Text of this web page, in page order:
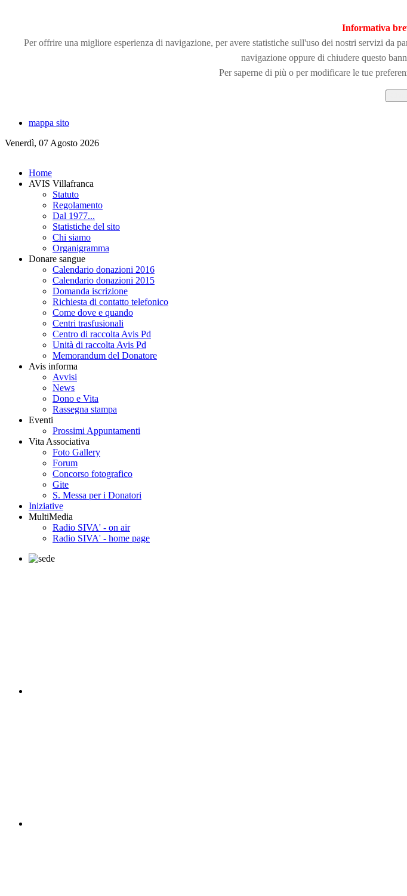
Informativa
Per offrire una migliore esperienza di navigazione, per avere statistiche sull'uso dei nostri servizi da
navigazione oppure di chiudere questo
Per saperne di più o per modificare le tue
mappa sito
Venerdì, 07 Agosto 2026
Home
AVIS Villafranca
Statuto
Regolamento
Dal 1977...
Statistiche del sito
Chi siamo
Organigramma
Donare sangue
Calendario donazioni 2016
Calendario donazioni 2015
Domanda iscrizione
Richiesta di contatto telefonico
Come dove e quando
Centri trasfusionali
Centro di raccolta Avis Pd
Unità di raccolta Avis Pd
Memorandum del Donatore
Avis informa
Avvisi
News
Dono e Vita
Rassegna stampa
Eventi
Prossimi Appuntamenti
Vita Associativa
Foto Gallery
Forum
Concorso fotografico
Gite
S. Messa per i Donatori
Iniziative
MultiMedia
Radio SIVA' - on air
Radio SIVA' - home page